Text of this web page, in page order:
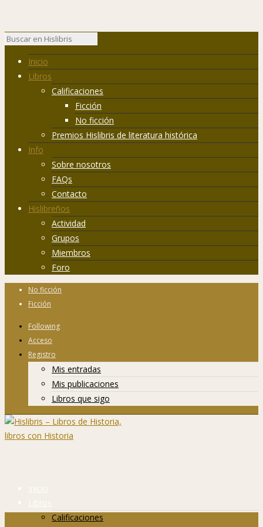
Inicio
Libros
Calificaciones
Ficción
No ficción
Premios Hislibris de literatura histórica
Info
Sobre nosotros
FAQs
Contacto
Hislibreños
Actividad
Grupos
Miembros
Foro
No ficción
Ficción
Following
Acceso
Registro
Mis entradas
Mis publicaciones
Libros que sigo
Inicio
Libros
Calificaciones